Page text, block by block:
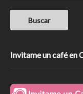
Invitame un café en